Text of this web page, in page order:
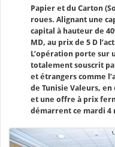
Papier et du Carton
roues. Alignant une
capital à hauteur de
MD, au prix de 5 D
L’opération porte sur
totalement souscrit
et étrangers comme
de Tunisie Valeurs,
et une offre à prix
démarrent ce mardi 4